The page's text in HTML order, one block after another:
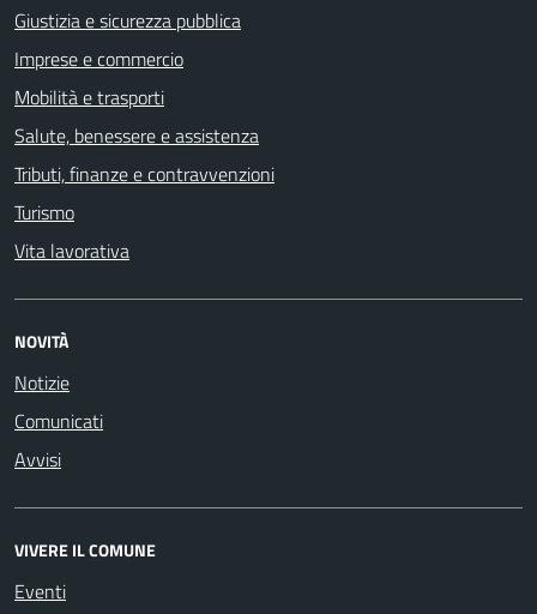
Giustizia e sicurezza pubblica
Imprese e commercio
Mobilità e trasporti
Salute, benessere e assistenza
Tributi, finanze e contravvenzioni
Turismo
Vita lavorativa
NOVITÀ
Notizie
Comunicati
Avvisi
VIVERE IL COMUNE
Eventi